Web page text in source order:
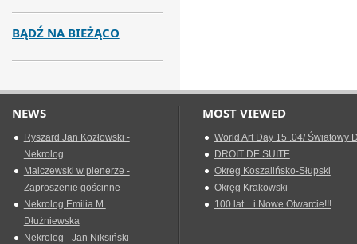
BĄDŹ NA BIEŻĄCO
NEWS
Ryszard Jan Kozłowski -
Nekrolog
Malczewski w plenerze -
Zaproszenie gościnne
Nekrolog Emilia M.
Dłużniewska
Nekrolog - Jan Niksiński
MOST VIEWED
World Art Day 15 .04/ Światowy
DROIT DE SUITE
Okreg Koszalińsko-Słupski
Okręg Krakowski
100 lat... i Nowe Otwarcie!!!